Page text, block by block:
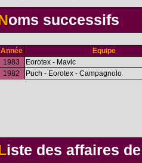
Noms successifs
Année
Equipe
1983
Eorotex - Mavic
1982
Puch - Eorotex - Campagnolo
Liste des affaires